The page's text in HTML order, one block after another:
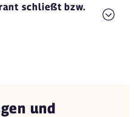
schließt bzw.
und